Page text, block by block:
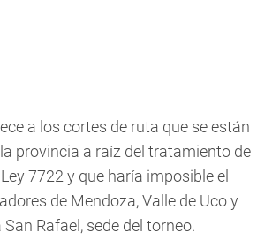
a los cortes de ruta que se están
provincia a raíz del tratamiento de
7722 y que haría imposible el
de Mendoza, Valle de Uco y
San Rafael, sede del torneo.